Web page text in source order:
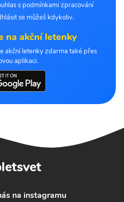
s podmínkami zpracování
se můžeš kdykoliv.
na akční letenky
akční letenky zdarma také přes
aplikaci.
na instagramu